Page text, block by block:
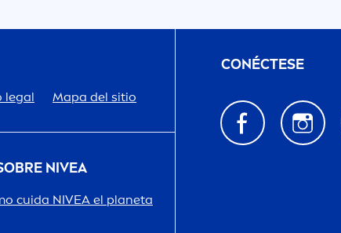
legal Mapa del sitio
NIVEA
cuida NIVEA el planeta
CONÉCTESE